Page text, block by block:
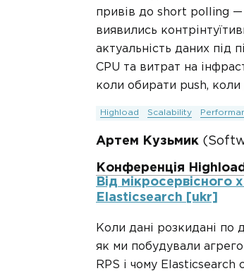
привів до short polling —
виявились
актуальність даних під
CPU та витрат на
коли обирати push,
Highload Scalability
Артем Кузьмик
Конференція
Від
Elasticsearch [ukr]
Коли дані розкидані по
як ми побудували
RPS і чому